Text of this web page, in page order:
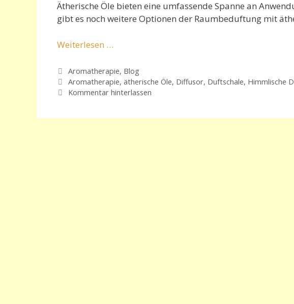
Ätherische Öle bieten eine umfassende Spanne an
gibt es noch weitere Optionen der Raumbeduftung mit
Weiterlesen …
Kategorien
Aromatherapie, Blog
Schlagwörter
Aromatherapie, ätherische Öle, Diffusor, Duftschale, Himmlische
Kommentar hinterlassen